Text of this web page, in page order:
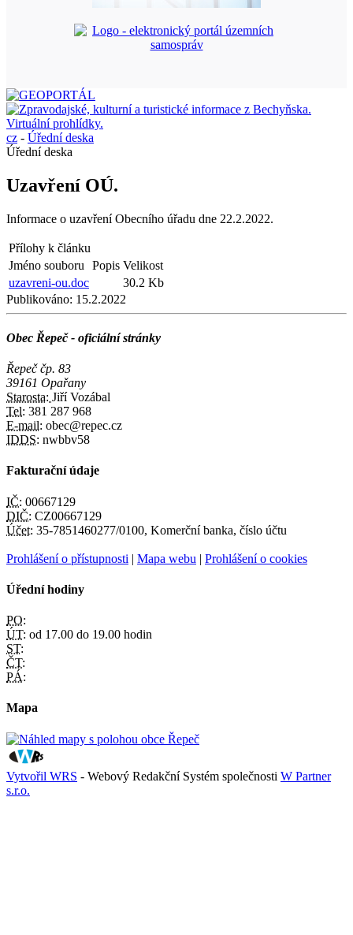
cz - Úřední deska
Úřední deska
Uzavření OÚ.
Informace o uzavření Obecního úřadu dne 22.2.2022.
Přílohy k článku
Jméno souboru
Popis Velikost
uzavreni-ou.doc
30.2 Kb
Publikováno: 15.2.2022
Obec Řepeč - oficiální stránky
Řepeč čp. 83
39161 Opařany
Starosta: Jiří Vozábal
Tel: 381 287 968
E-mail: obec@repec.cz
IDDS: nwbbv58
Fakturační údaje
IČ: 00667129
DIČ: CZ00667129
Účet: 35-7851460277/0100, Komerční banka, číslo účtu
Prohlášení o přístupnosti | Mapa webu | Prohlášení o cookies
Úřední hodiny
PO:
ÚT: od 17.00 do 19.00 hodin
ST:
ČT:
PÁ:
Mapa
Vytvořil WRS - Webový Redakční Systém společnosti W Partner
s.r.o.